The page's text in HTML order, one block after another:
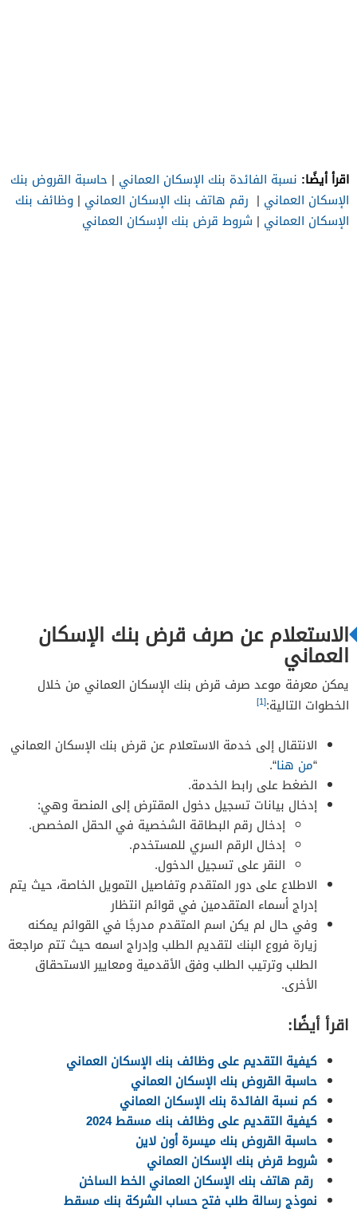
اقرأ أيضًا: نسبة الفائدة بنك الإسكان العماني | حاسبة القروض بنك
الإسكان العماني | رقم هاتف بنك الإسكان العماني | وظائف بنك
الإسكان العماني | شروط قرض بنك الإسكان العماني
الاستعلام عن صرف قرض بنك الإسكان
العماني
يمكن معرفة موعد صرف قرض بنك الإسكان العماني من خلال
الخطوات التالية:[1]
الانتقال إلى خدمة الاستعلام عن قرض بنك الإسكان العماني
“من هنا“.
الضغط على رابط الخدمة.
إدخال بيانات تسجيل دخول المقترض إلى المنصة وهي:
إدخال رقم البطاقة الشخصية في الحقل المخصص.
إدخال الرقم السري للمستخدم.
النقر على تسجيل الدخول.
الاطلاع على دور المتقدم وتفاصيل التمويل الخاصة، حيث يتم
إدراج أسماء المتقدمين في قوائم انتظار
وفي حال لم يكن اسم المتقدم مدرجًا في القوائم يمكنه
زيارة فروع البنك لتقديم الطلب وإدراج اسمه حيث تتم مراجعة
الطلب وترتيب الطلب وفق الأقدمية ومعايير الاستحقاق
الأخرى.
اقرأ أيضًا:
كيفية التقديم على وظائف بنك الإسكان العماني
حاسبة القروض بنك الإسكان العماني
كم نسبة الفائدة بنك الإسكان العماني
كيفية التقديم على وظائف بنك مسقط 2024
حاسبة القروض بنك ميسرة أون لاين
شروط قرض بنك الإسكان العماني
رقم هاتف بنك الإسكان العماني الخط الساخن
نموذج رسالة طلب فتح حساب الشركة بنك مسقط